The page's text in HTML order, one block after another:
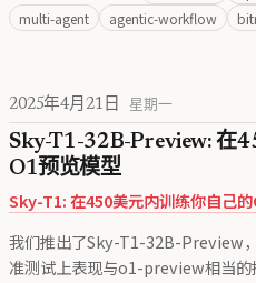
multi-agent
agentic-workflow
2025年4月21日 星期一
Sky-T1-32B-Preview: 在
O1预览模型
Sky-T1: 在450美元内训练你自己
我们推出了Sky-T1-32B-Preview
准测试上表现与o1-preview相当的